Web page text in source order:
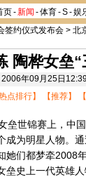
页-新闻 -体育-S-娱
签约仪式发布会 > 北
陶桦女垒
年09月25日
点排行】 【推荐】
世锦赛上，中国
成为明星人物。
们都梦牵2008年
史上一代英雄人